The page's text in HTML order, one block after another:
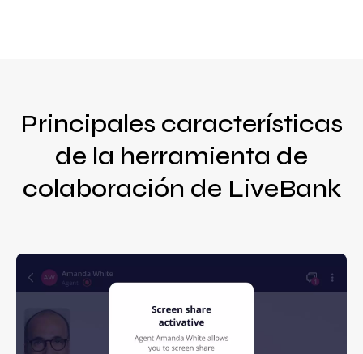
Principales características
de la herramienta de
colaboración de LiveBank